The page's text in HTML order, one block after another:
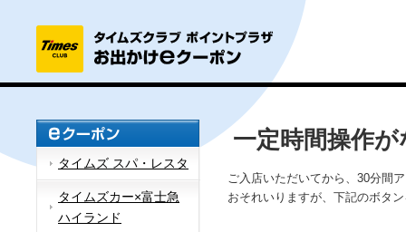
タイムズ スパ・レスタ
タイムズカー×富士急
ハイランド
一定時間操作
ご入店いただいてから、30分間
おそれいりますが、下記のボタ